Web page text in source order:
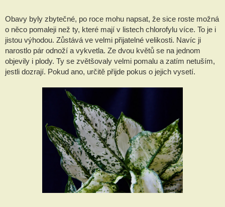
Obavy byly zbytečné, po roce mohu napsat, že sice roste možná
o něco pomaleji než ty, které mají v listech chlorofylu více. To je i
jistou výhodou. Zůstává ve velmi přijatelné velikosti. Navíc ji
narostlo pár odnoží a vykvetla. Ze dvou květů se na jednom
objevily i plody. Ty se zvětšovaly velmi pomalu a zatím netuším,
jestli dozrají. Pokud ano, určitě přijde pokus o jejich vysetí.